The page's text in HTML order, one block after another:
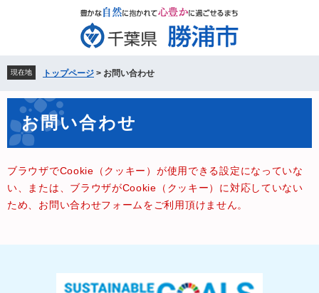
先
頭
で
を
飛
ば
本
へ
現在地 トップページ > お問い合わせ
文 お問い合わせ
ブラウザでCookie（クッキー）が使用できる設定になっていな
い、または、ブラウザがCookie（クッキー）に対応していない
ため、お問い合わせフォームをご利用頂けません。